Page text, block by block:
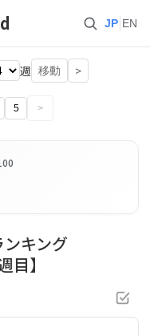
JP EN
週 移動 >
5 >
キング
目】